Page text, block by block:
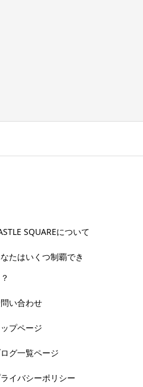
SQUAREについて
たはいくつ制覇でき
い合わせ
ップページ
グ一覧ページ
イバシーポリシー